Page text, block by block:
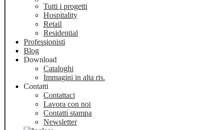
Tutti i progetti
Hospitality
Retail
Residential
Professionisti
Blog
Download
Cataloghi
Immagini in alta ris.
Contatti
Contattaci
Lavora con noi
Contatti stampa
Newsletter